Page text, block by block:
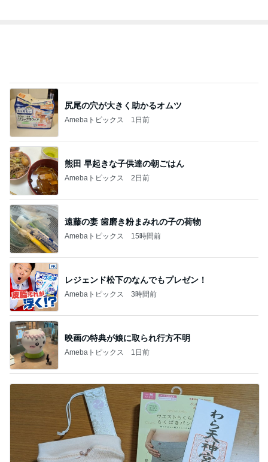
尻尾の穴が大きく助かるオムツ
Amebaトピックス 1日前
熊田 早起きな子供達の朝ごはん
Amebaトピックス 2日前
遠藤の妻 歯磨き粉まみれの子の荷物
Amebaトピックス 15時間前
レジェンド松下のなんでもプレゼン！
Amebaトピックス 3時間前
映画の特典が娘に取られ行方不明
Amebaトピックス 1日前